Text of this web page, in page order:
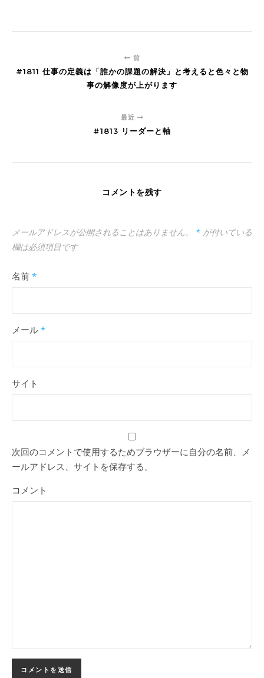
前
#1811 仕事の定義は「誰かの課題の解決」と考えると色々と物
事の解像度が上がります
最近
#1813 リーダーと軸
コメントを残す
メールアドレスが公開されることはありません。 * が付いている
欄は必須項目です
名前 *
メール *
サイト
次回のコメントで使用するためブラウザーに自分の名前、メ
ールアドレス、サイトを保存する。
コメント